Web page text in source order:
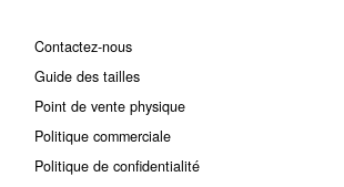
Contactez-nous
Guide des tailles
Point de vente physique
Politique commerciale
Politique de confidentialité